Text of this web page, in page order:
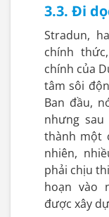
3.3. Đi
Stradun,
chính
chính của
tâm sôi
Ban đầu,
nhưng
thành một
nhiên,
phải chịu
hoạn vào
được xây